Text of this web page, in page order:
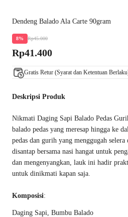
Dendeng Balado Ala Carte 90gram
8% Rp45.000
Rp41.400
Gratis Retur (Syarat dan Ketentuan
Deskripsi Produk
Nikmati Daging Sapi Balado Pedas
balado pedas yang meresap hingga ke
pedas dan gurih yang menggugah
disantap bersama nasi hangat untuk
dan mengenyangkan, lauk ini hadir
untuk dinikmati kapan saja.
Komposisi:
Daging Sapi, Bumbu Balado